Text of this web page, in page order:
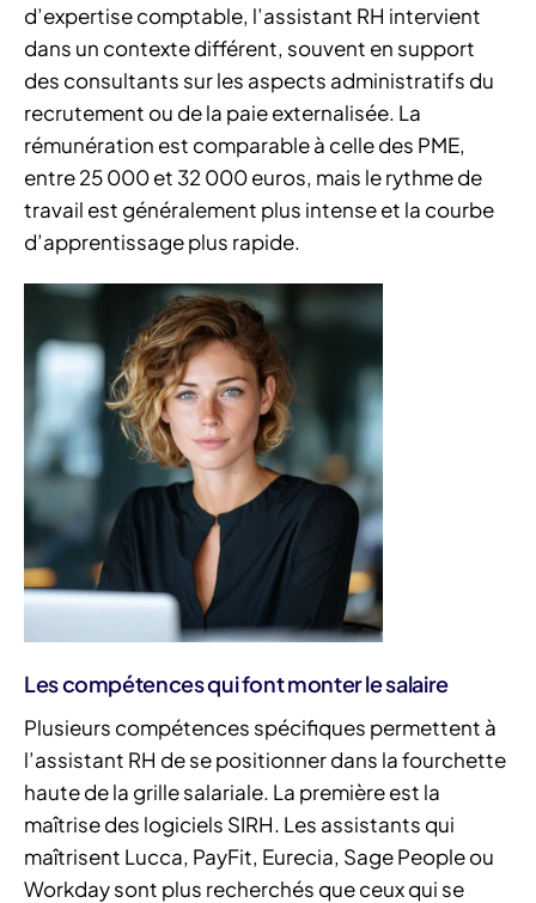
d’expertise comptable, l’assistant RH intervient
dans un contexte différent, souvent en support
des consultants sur les aspects administratifs du
recrutement ou de la paie externalisée. La
rémunération est comparable à celle des PME,
entre 25 000 et 32 000 euros, mais le rythme de
travail est généralement plus intense et la courbe
d’apprentissage plus rapide.
Les compétences qui font monter le salaire
Plusieurs compétences spécifiques permettent à
l’assistant RH de se positionner dans la fourchette
haute de la grille salariale. La première est la
maîtrise des logiciels SIRH. Les assistants qui
maîtrisent Lucca, PayFit, Eurecia, Sage People ou
Workday sont plus recherchés que ceux qui se